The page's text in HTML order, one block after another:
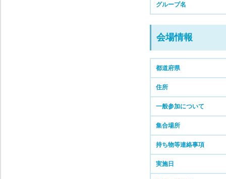
グループ名
会場情報
都道府県
住所
一般参加について
集合場所
持ち物等連絡事項
実施日